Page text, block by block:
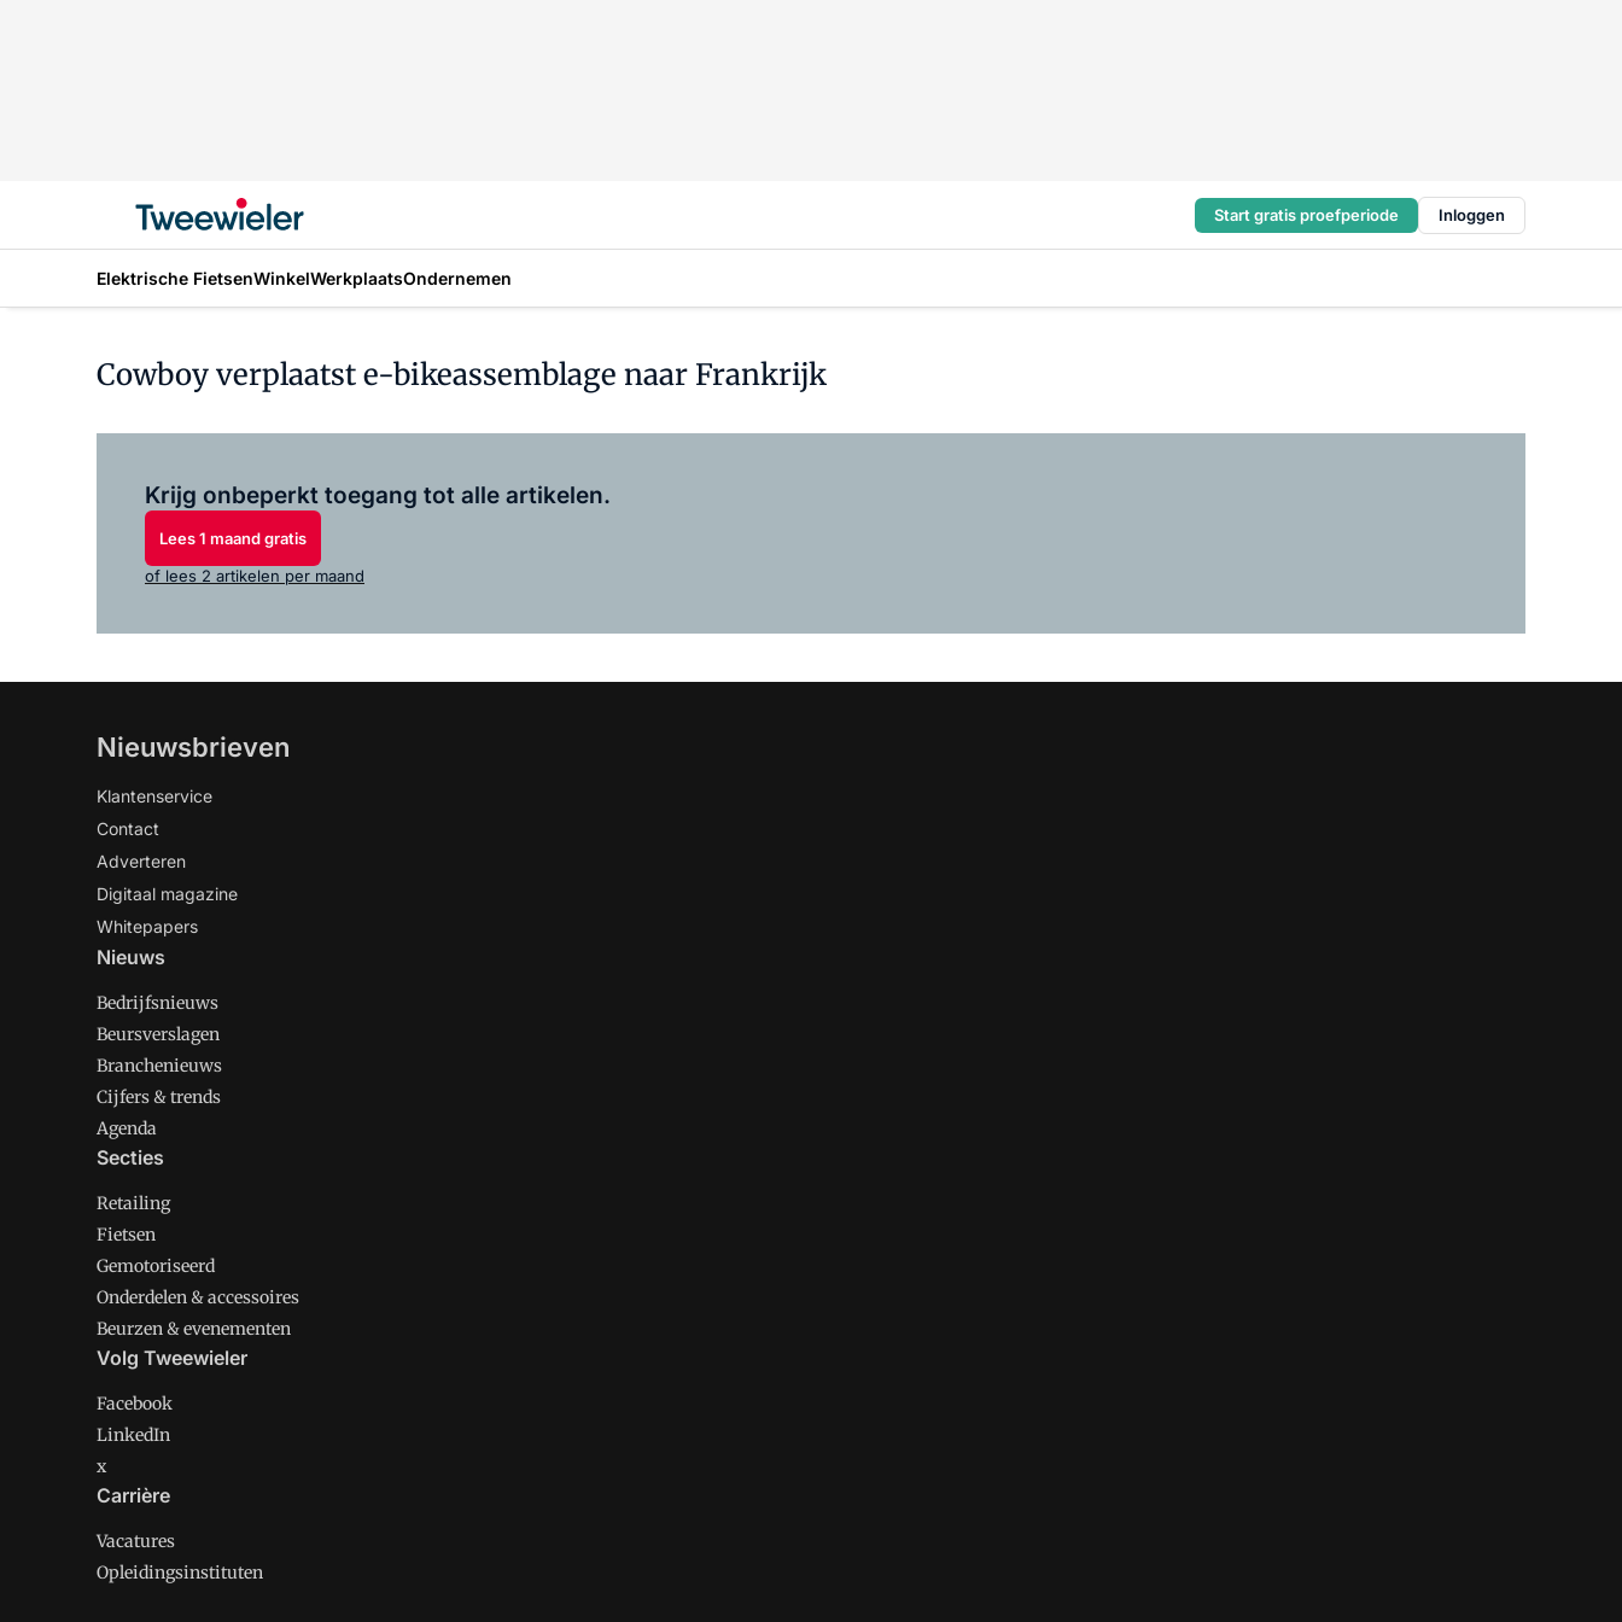
Start gratis proefperiode Inloggen
Elektrische FietsenWinkelWerkplaatsOndernemen
Cowboy verplaatst e-bikeassemblage naar Frankrijk
Krijg onbeperkt toegang tot alle artikelen.
Lees 1 maand gratis
of lees 2 artikelen per maand
Nieuwsbrieven
Klantenservice
Contact
Adverteren
Digitaal magazine
Whitepapers
Nieuws
Bedrijfsnieuws
Beursverslagen
Branchenieuws
Cijfers & trends
Agenda
Secties
Retailing
Fietsen
Gemotoriseerd
Onderdelen & accessoires
Beurzen & evenementen
Volg Tweewieler
Facebook
LinkedIn
x
Carrière
Vacatures
Opleidingsinstituten